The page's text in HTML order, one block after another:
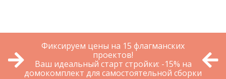
Фиксируем цены на 15 флагманских
проектов!
Ваш идеальный старт стройки: -15% на
домокомплект для самостоятельной сборки